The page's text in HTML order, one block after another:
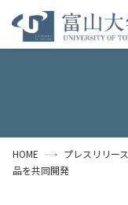
資料請求
HOME プレスリリース
品を共同開発